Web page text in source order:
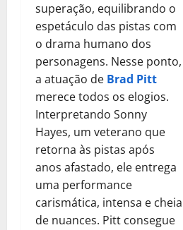
superação, equilibrando o
espetáculo das pistas com
o drama humano dos
personagens. Nesse ponto,
a atuação de Brad Pitt
merece todos os elogios.
Interpretando Sonny
Hayes, um veterano que
retorna às pistas após
anos afastado, ele entrega
uma performance
carismática, intensa e cheia
de nuances. Pitt consegue